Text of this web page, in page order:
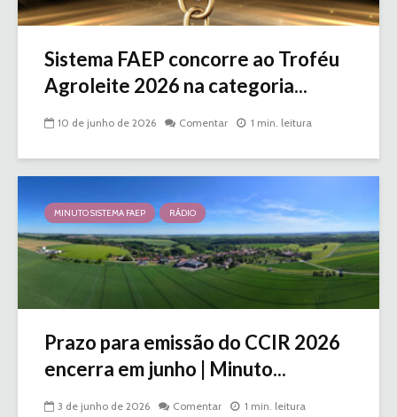
Sistema FAEP concorre ao Troféu
Agroleite 2026 na categoria...
10 de junho de 2026 Comentar 1 min. leitura
MINUTO SISTEMA FAEP RÁDIO
Prazo para emissão do CCIR 2026
encerra em junho | Minuto...
3 de junho de 2026 Comentar 1 min. leitura